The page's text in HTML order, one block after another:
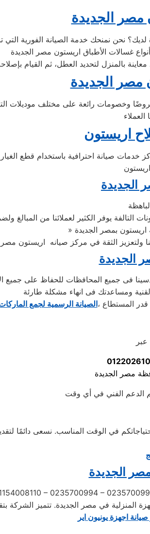
مصر الجديدة
بالمنزل لتحديد العطل، ثم القيام
مصر الجديدة
اريستون
الجديدة
يوفر الكثير لعملائنا من المبالغ
الجديدة
فى جميع المحافظات للحفاظ على جميع
ومساعدتك فى انهاء مشكلة طارئة
المستطاع ،الصيانة الرسمية لجمع
مصر الجديدة
لضمان تلبية جميع احتياجاتكم في الوقت
الجديدة
– 0235700994 –
المنزلية في مصر الجديدة. تتميز الشركة
اجهزة يونيون اير